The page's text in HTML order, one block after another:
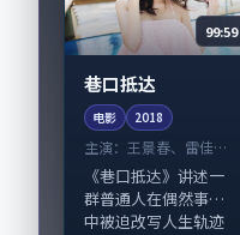
99:59
巷口抵达
电影 2018
主演： 王景春、雷佳音
等
《巷口抵达》讲述一
群普通人在偶然事件
中被迫改写人生轨迹